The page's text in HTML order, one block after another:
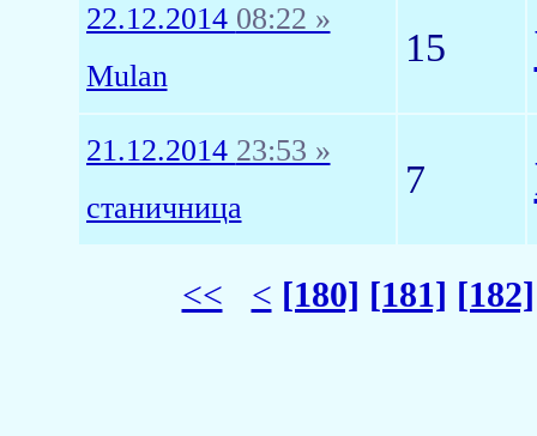
22.12.2014 08:22 »
Mulan
15
21.12.2014 23:53 »
станичница
7
<< < [180] [181] [182]